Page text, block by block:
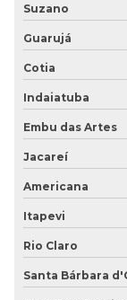
Piso pastilhado
Piso pastilhado
Piso pastilhado
Piso pastilhado
Piso pastilhado
Piso pvc imita
Piso tátil
Suzano
Guarujá
Cotia
Indaiatuba
Embu das Artes
Jacareí
Americana
Itapevi
Rio Claro
Santa Bárbara